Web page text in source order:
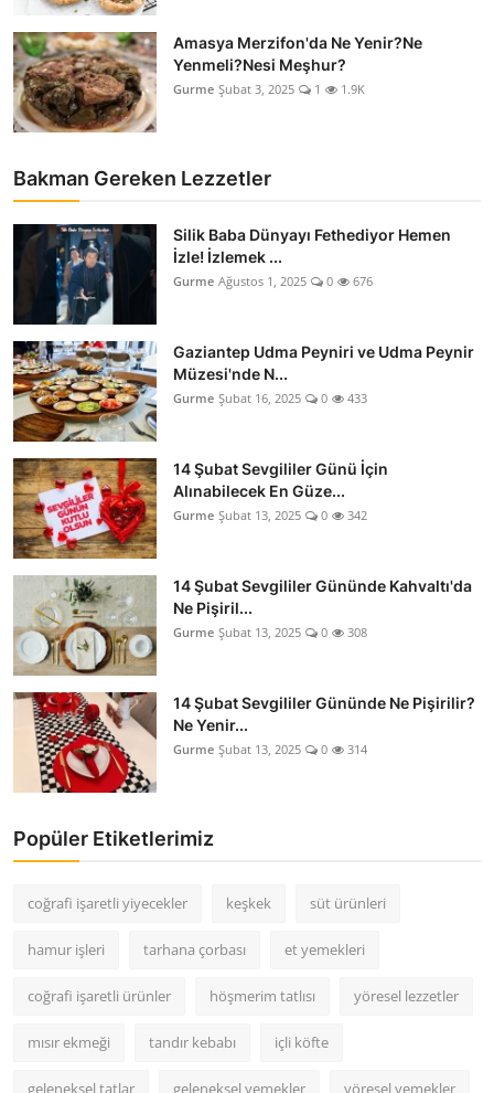
Amasya Merzifon'da Ne Yenir?Ne
Yenmeli?Nesi Meşhur?
Gurme Şubat 3, 2025 1 1.9K
Bakman Gereken Lezzetler
Silik Baba Dünyayı Fethediyor Hemen
İzle! İzlemek ...
Gurme Ağustos 1, 2025 0 676
Gaziantep Udma Peyniri ve Udma Peynir
Müzesi'nde N...
Gurme Şubat 16, 2025 0 433
14 Şubat Sevgililer Günü İçin
Alınabilecek En Güze...
Gurme Şubat 13, 2025 0 342
14 Şubat Sevgililer Gününde Kahvaltı'da
Ne Pişiril...
Gurme Şubat 13, 2025 0 308
14 Şubat Sevgililer Gününde Ne Pişirilir?
Ne Yenir...
Gurme Şubat 13, 2025 0 314
Popüler Etiketlerimiz
coğrafi işaretli yiyecekler keşkek süt ürünleri
hamur işleri tarhana çorbası et yemekleri
coğrafi işaretli ürünler höşmerim tatlısı yöresel lezzetler
mısır ekmeği tandır kebabı içli köfte
geleneksel tatlar geleneksel yemekler yöresel yemekler